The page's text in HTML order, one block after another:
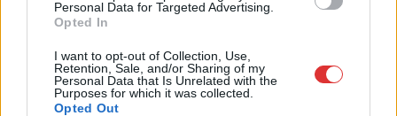
Personal Data for Targeted Advertising.
Opted In
I want to opt-out of Collection, Use,
Retention, Sale, and/or Sharing of my
Personal Data that Is Unrelated with the
Purposes for which it was collected.
Opted Out